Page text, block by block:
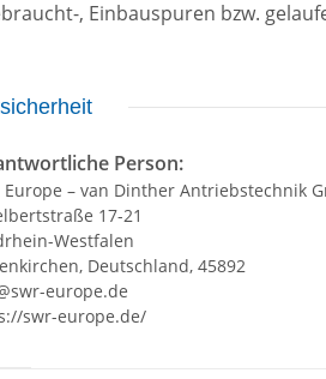
, Einbauspuren bzw.
Person:
Europe – van Dinther Antriebstechnik
17-21
Westfalen
Deutschland, 45892
europe.de
swr-europe.de/